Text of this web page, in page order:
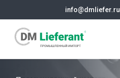
info@dmliefer.ru